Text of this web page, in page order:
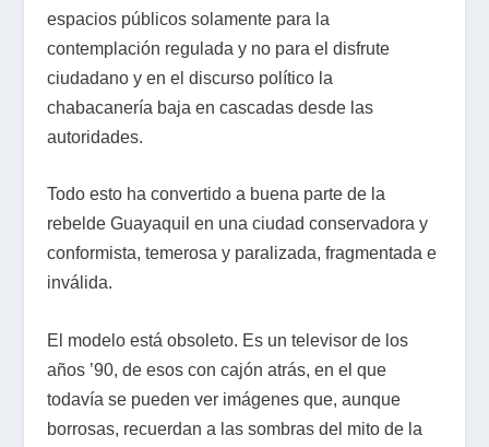
espacios públicos solamente para la
contemplación regulada y no para el disfrute
ciudadano y en el discurso político la
chabacanería baja en cascadas desde las
autoridades.
Todo esto ha convertido a buena parte de la
rebelde Guayaquil en una ciudad conservadora y
conformista, temerosa y paralizada, fragmentada e
inválida.
El modelo está obsoleto. Es un televisor de los
años ’90, de esos con cajón atrás, en el que
todavía se pueden ver imágenes que, aunque
borrosas, recuerdan a las sombras del mito de la